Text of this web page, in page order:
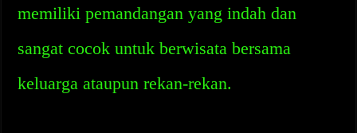
memiliki pemandangan yang indah dan
sangat cocok untuk berwisata bersama
keluarga ataupun rekan-rekan.